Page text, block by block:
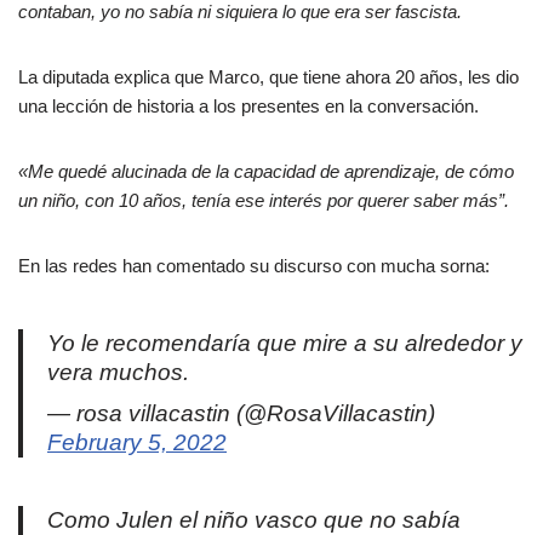
contaban, yo no sabía ni siquiera lo que era ser fascista.
La diputada explica que Marco, que tiene ahora 20 años, les dio
una lección de historia a los presentes en la conversación.
«Me quedé alucinada de la capacidad de aprendizaje, de cómo
un niño, con 10 años, tenía ese interés por querer saber más”.
En las redes han comentado su discurso con mucha sorna:
Yo le recomendaría que mire a su alrededor y
vera muchos.
— rosa villacastin (@RosaVillacastin)
February 5, 2022
Como Julen el niño vasco que no sabía